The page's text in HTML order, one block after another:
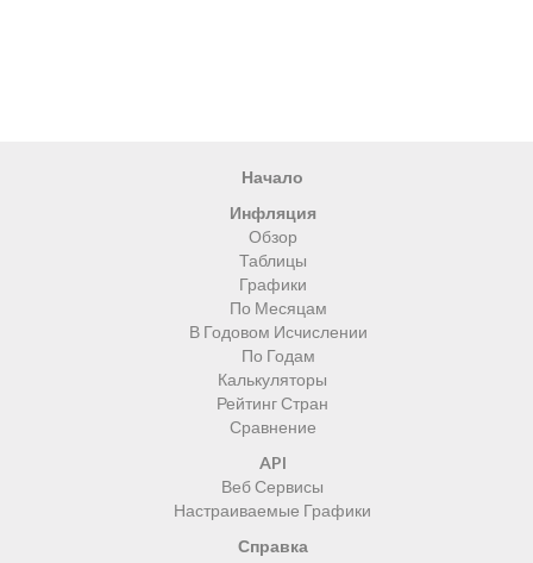
Начало
Инфляция
Обзор
Таблицы
Графики
По Месяцам
В Годовом Исчислении
По Годам
Калькуляторы
Рейтинг Стран
Сравнение
API
Веб Сервисы
Настраиваемые Графики
Справка